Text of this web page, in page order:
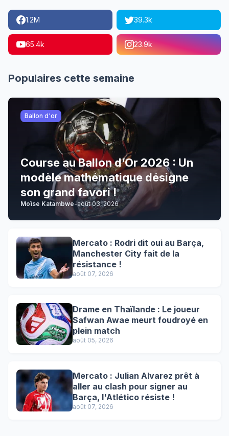
1.2M 39.3k
65.4k 23.9k
Populaires cette semaine
Ballon d'or
Course au Ballon d’Or 2026 : Un
modèle mathématique désigne
son grand favori !
Moïse Katambwe-août 03, 2026
Mercato : Rodri dit oui au Barça,
Manchester City fait de la
résistance !
août 07, 2026
Drame en Thaïlande : Le joueur
Safwan Awae meurt foudroyé en
plein match
août 05, 2026
Mercato : Julian Alvarez prêt à
aller au clash pour signer au
Barça, l'Atlético résiste !
août 07, 2026